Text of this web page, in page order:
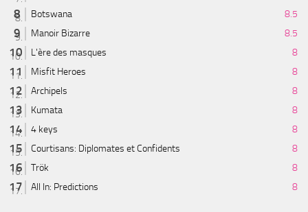
Botswana
8.5
Manoir Bizarre
8.5
L'ère des masques
8
Misfit Heroes
8
Archipels
8
Kumata
8
4 keys
8
Courtisans: Diplomates et Confidents
8
Trök
8
All In: Predictions
8